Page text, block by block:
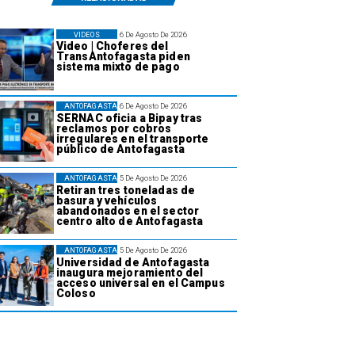
6 De Agosto De 2026
Video | Choferes del
TransAntofagasta piden
sistema mixto de pago
VIDEOS
6 De Agosto De 2026
SERNAC oficia a Bipay tras
reclamos por cobros
irregulares en el transporte
público de Antofagasta
ANTOFAGASTA
5 De Agosto De 2026
Retiran tres toneladas de
basura y vehículos
abandonados en el sector
centro alto de Antofagasta
ANTOFAGASTA
5 De Agosto De 2026
Universidad de Antofagasta
inaugura mejoramiento del
acceso universal en el Campus
Coloso
ANTOFAGASTA